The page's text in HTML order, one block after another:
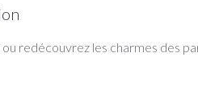
redécouvrez les charmes des